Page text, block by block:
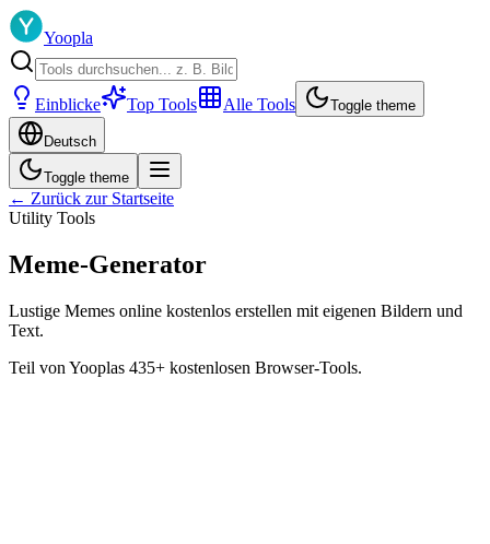
Yoopla
Einblicke Top Tools Alle Tools Toggle theme
Deutsch
Toggle theme
← Zurück zur Startseite
Utility Tools
Meme-Generator
Lustige Memes online kostenlos erstellen mit eigenen Bildern und
Text.
Teil von Yooplas 435+ kostenlosen Browser-Tools.